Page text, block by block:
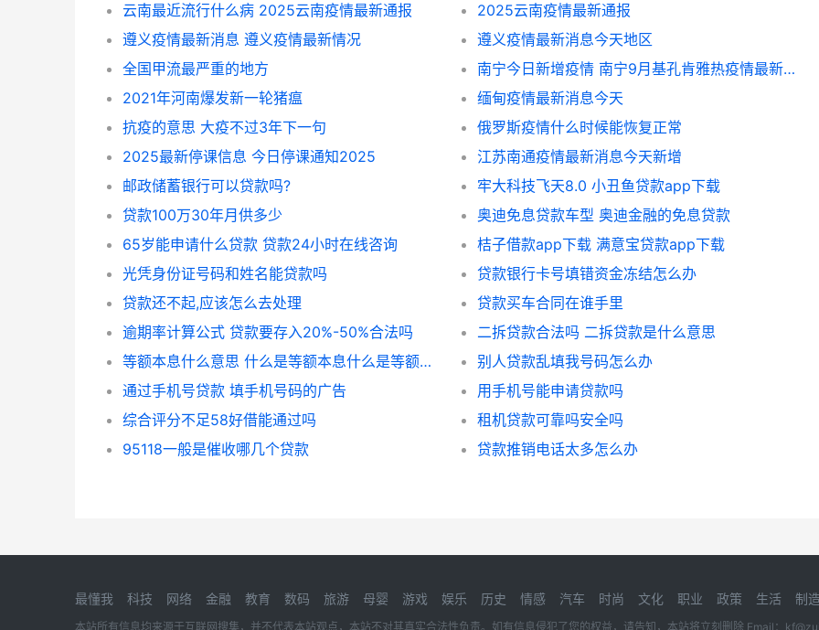
云南最近流行什么病 2025云南疫情最新通报
2025云南疫情最新通报
遵义疫情最新消息 遵义疫情最新情况
遵义疫情最新消息今天地区
全国甲流最严重的地方
南宁今日新增疫情 南宁9月基孔肯雅热疫情最新消息
2021年河南爆发新一轮猪瘟
缅甸疫情最新消息今天
抗疫的意思 大疫不过3年下一句
俄罗斯疫情什么时候能恢复正常
2025最新停课信息 今日停课通知2025
江苏南通疫情最新消息今天新增
邮政储蓄银行可以贷款吗?
牢大科技飞天8.0 小丑鱼贷款app下载
贷款100万30年月供多少
奥迪免息贷款车型 奥迪金融的免息贷款
65岁能申请什么贷款 贷款24小时在线咨询
桔子借款app下载 满意宝贷款app下载
光凭身份证号码和姓名能贷款吗
贷款银行卡号填错资金冻结怎么办
贷款还不起,应该怎么去处理
贷款买车合同在谁手里
逾期率计算公式 贷款要存入20%-50%合法吗
二拆贷款合法吗 二拆贷款是什么意思
等额本息什么意思 什么是等额本息什么是等额本金
别人贷款乱填我号码怎么办
通过手机号贷款 填手机号码的广告
用手机号能申请贷款吗
综合评分不足58好借能通过吗
租机贷款可靠吗安全吗
95118一般是催收哪几个贷款
贷款推销电话太多怎么办
最懂我 科技 网络 金融 教育 数码 旅游 母婴 游戏 娱乐 历史 情感 汽车 时尚 文化 职业 政策 生活 制造
本站所有信息均来源于互联网搜集，并不代表本站观点，本站不对其真实合法性负责。如有信息侵犯了您的权益，请告知，本站将立刻删除 Email：